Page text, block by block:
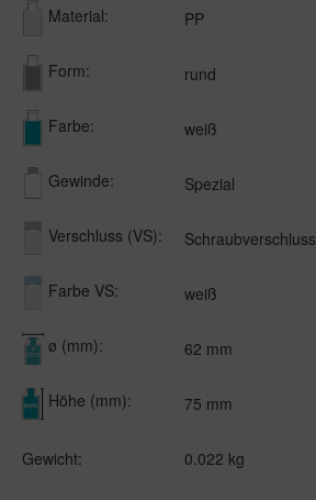
Material: PP
Form: rund
Farbe: weiß
Gewinde: Spezial
Verschluss (VS): Schraubverschluss
Farbe VS: weiß
ø (mm): 62 mm
Höhe (mm): 75 mm
Gewicht: 0.022 kg